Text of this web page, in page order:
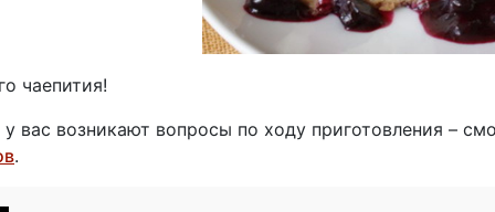
чаепития!
у вас возникают вопросы по ходу приготовления –
.